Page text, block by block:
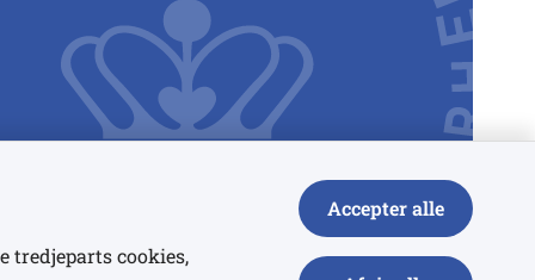
tredjeparts cookies,
Accepter alle